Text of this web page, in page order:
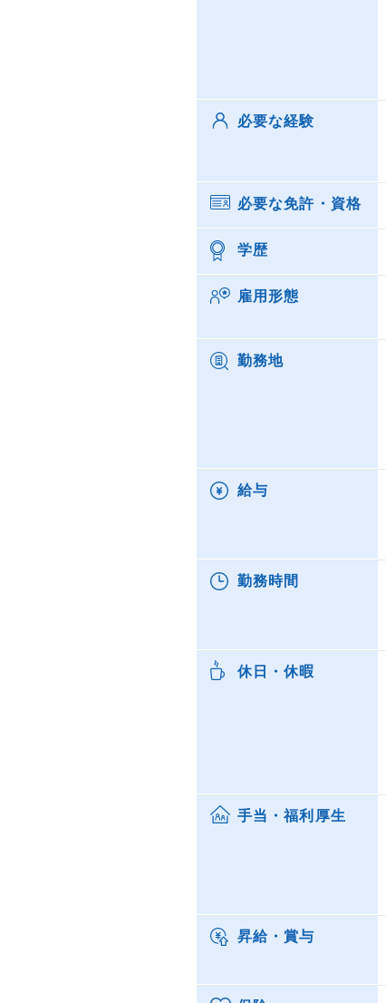
必要な経験
必要な免許・資格
学歴
雇用形態
勤務地
給与
勤務時間
休日・休暇
手当・福利厚生
昇給・賞与